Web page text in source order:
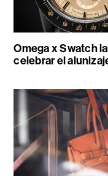
Omega x Swatch
celebrar el